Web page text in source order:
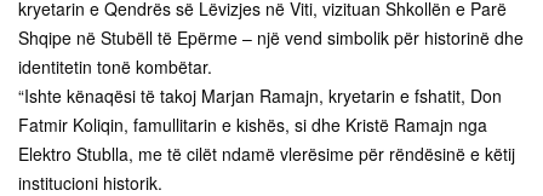
kryetarin e Qendrës së Lëvizjes në Viti, vizituan Shkollën e Parë
Shqipe në Stubëll të Epërme – një vend simbolik për historinë dhe
identitetin tonë kombëtar.
“Ishte kënaqësi të takoj Marjan Ramajn, kryetarin e fshatit, Don
Fatmir Koliqin, famullitarin e kishës, si dhe Kristë Ramajn nga
Elektro Stublla, me të cilët ndamë vlerësime për rëndësinë e këtij
institucioni historik.